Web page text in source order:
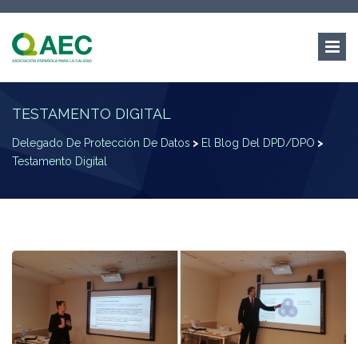
TESTAMENTO DIGITAL
Delegado De Protección De Datos > El Blog Del DPD/DPO >
Testamento Digital